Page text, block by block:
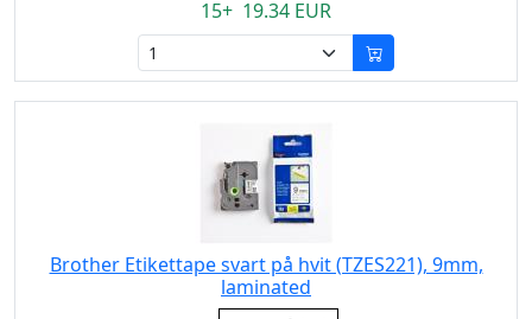
15+ 19.34 EUR
Brother Etikettape svart på hvit (TZES221), 9mm,
laminated